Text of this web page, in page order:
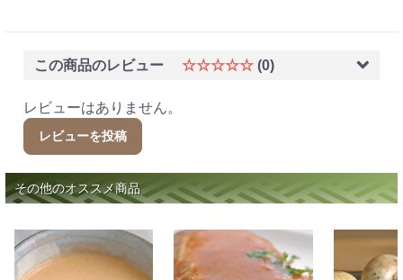
この商品のレビュー ☆☆☆☆☆ (0)
レビューはありません。
レビューを投稿
その他のオススメ商品